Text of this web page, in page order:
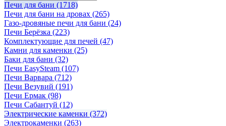
Печи для бани (1718)
Печи для бани на дровах (265)
Газо-дровяные печи для бани (24)
Печи Берёзка (223)
Комплектующие для печей (47)
Камни для каменки (25)
Баки для бани (32)
Печи EasySteam (107)
Печи Варвара (712)
Печи Везувий (191)
Печи Ермак (98)
Печи Сабантуй (12)
Электрические каменки (372)
Электрокаменки (263)